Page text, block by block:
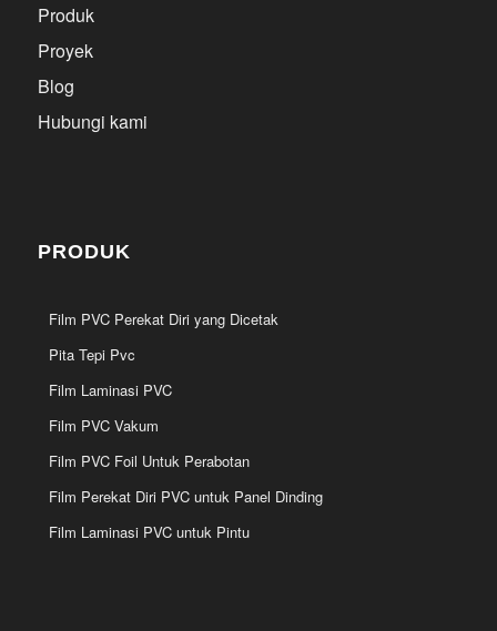
Produk
Proyek
Blog
Hubungi kami
PRODUK
Film PVC Perekat Diri yang Dicetak
Pita Tepi Pvc
Film Laminasi PVC
Film PVC Vakum
Film PVC Foil Untuk Perabotan
Film Perekat Diri PVC untuk Panel Dinding
Film Laminasi PVC untuk Pintu